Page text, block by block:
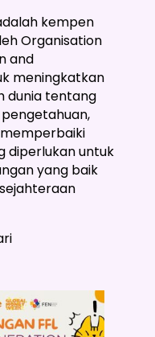
kempen
Organisation
and
meningkatkan
dunia tentang
diperlukan untuk
yang baik